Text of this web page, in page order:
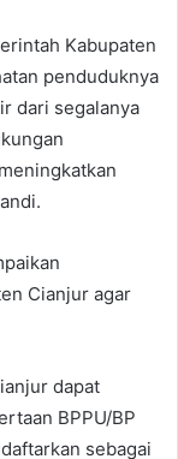
Kabupaten
penduduknya
dari segalanya
Cianjur agar
dapat
BPPU/BP
sebagai